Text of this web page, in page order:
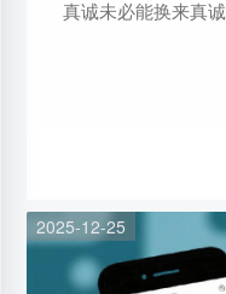
真诚未必能换来真
2025-12-25